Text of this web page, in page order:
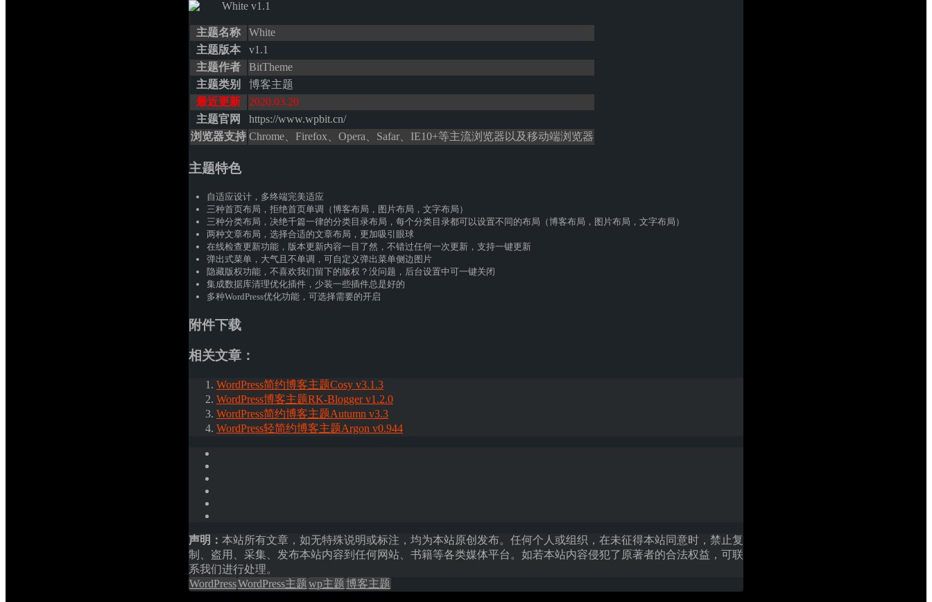
主题名称
White
主题版本
v1.1
主题作者
BitTheme
主题类别
博客主题
最近更新
2020.03.20
主题官网
https://www.wpbit.cn/
浏览器支持 Chrome、Firefox、Opera、Safar、IE10+等主流浏览器以及移动端浏览器
主题特色
自适应设计，多终端完美适应
三种首页布局，拒绝首页单调（博客布局，图片布局，文字布局）
三种分类布局，决绝千篇一律的分类目录布局，每个分类目录都可以设置不同的布局（博客布局，图片布局，文字布局）
两种文章布局，选择合适的文章布局，更加吸引眼球
在线检查更新功能，版本更新内容一目了然，不错过任何一次更新，支持一键更新
弹出式菜单，大气且不单调，可自定义弹出菜单侧边图片
隐藏版权功能，不喜欢我们留下的版权？没问题，后台设置中可一键关闭
集成数据库清理优化插件，少装一些插件总是好的
多种WordPress优化功能，可选择需要的开启
附件下载
相关文章：
WordPress简约博客主题Cosy v3.1.3
WordPress博客主题RK-Blogger v1.2.0
WordPress简约博客主题Autumn v3.3
WordPress轻简约博客主题Argon v0.944
声明： 本站所有文章，如无特殊说明或标注，均为本站原创发布。任何个人或组织，在未征得本站同意时，禁止复
制、盗用、采集、发布本站内容到任何网站、书籍等各类媒体平台。如若本站内容侵犯了原著者的合法权益，可联
系我们进行处理。
WordPressWordPress主题wp主题博客主题